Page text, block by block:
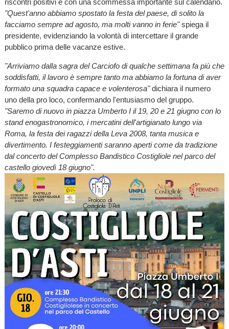
riscontri positivi e con una scommessa importante sul calendario.
"Quest'anno abbiamo spostato la festa del paese, di solito la
facciamo sempre ad agosto, ma molti vanno in ferie"spiega il
presidente, evidenziando la volontà di intercettare il grande
pubblico prima delle vacanze estive.
"Arriviamo dalla sagra del Carciofo di qualche settimana fa più che
soddisfatti, il lavoro è sempre tanto ma abbiamo la fortuna di aver
formato una squadra capace e volenterosa"dichiara il numero
uno della pro loco, confermando l'entusiasmo del gruppo.
"Saremo di nuovo in piazza Umberto I il 19, 20 e 21 giugno con lo
stand enogastronomico, i mercatini dell'artigianato lungo via
Roma, la festa dei ragazzi della Leva 2008, tanta musica e
divertimento. I festeggiamenti saranno aperti come da tradizione
dal concerto del Complesso Bandistico Costigliole nel parco del
castello giovedì 18 giugno".